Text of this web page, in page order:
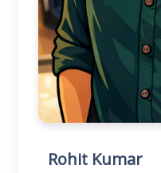
Rohit Kumar